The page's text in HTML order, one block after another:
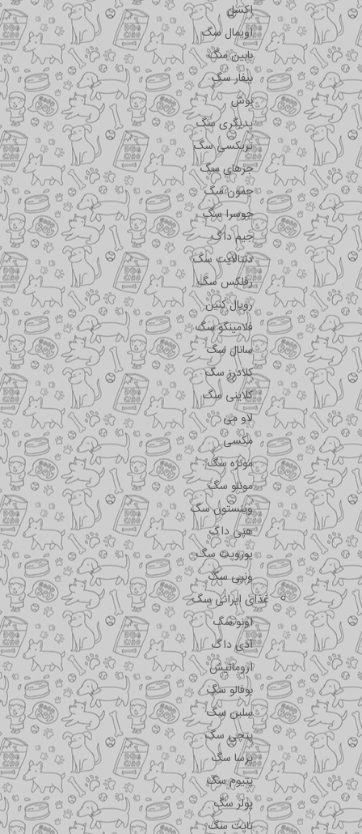
اکسل
اویمال سگ
بابین سگ
بیفار سگ
بوش
پدیگری سگ
تریکسی سگ
جرهای سگ
جمون سگ
جوسرا سگ
جیم داگ
دنتالایت سگ
رفلکس سگ
رویال کنین
فلامینگو سگ
سانال سگ
کلادرز سگ
کلاینی سگ
لاو می
مکسی
مونژه سگ
مونلو سگ
وینستون سگ
هپی داگ
یوروپت سگ
ونپی سگ
غذای ایرانی سگ
اونو سگ
آدی داگ
اروماتیش
بوفالو سگ
سلبن سگ
پتچی سگ
پرسا سگ
پتیوم سگ
پولر سگ
تاپت سگ